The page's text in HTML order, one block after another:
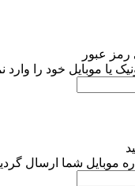
رمز عبور
یا موبایل خود را وارد
موبایل شما ارسال